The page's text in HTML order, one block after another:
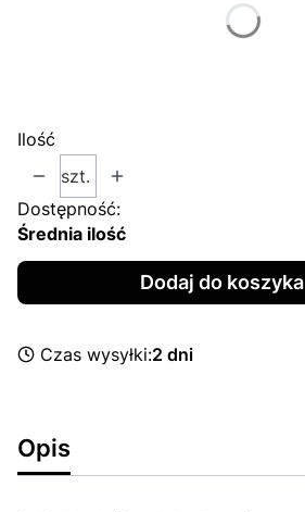
Ilość
szt.
Dostępność:
Średnia ilość
Dodaj do koszyka
Czas wysyłki:2 dni
Opis